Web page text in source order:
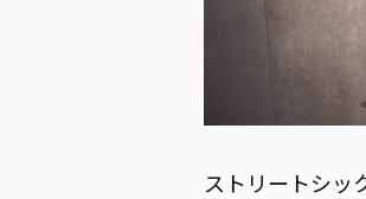
ストリートシッ